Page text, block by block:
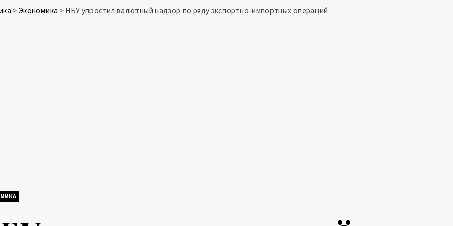
> Экономика > НБУ упростил валютный надзор по ряду экспортно-импортных операций